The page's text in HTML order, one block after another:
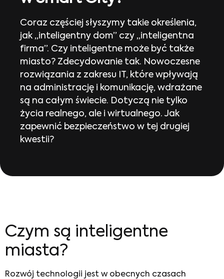
Coraz częściej słyszymy takie określenia,
jak „inteligentny dom” czy „inteligentna
firma”. Czy inteligentne może być także
miasto? Zdecydowanie tak. Nowoczesne
rozwiązania z zakresu IT, które wpływają
na administrację i komunikację, wdrażane
są na całym świecie. Dotyczą nie tylko
życia realnego, ale i wirtualnego. Jak
zapewnić bezpieczeństwo w tej drugiej
kwestii?
Czym są inteligentne
miasta?
Rozwój technologii jest w obecnych czasach